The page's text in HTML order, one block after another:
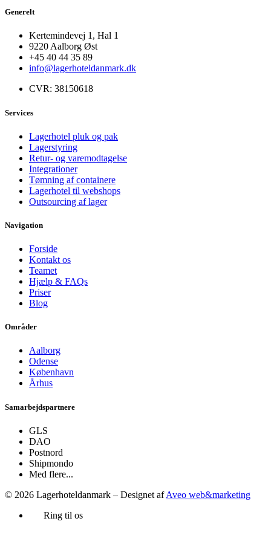
Generelt
Kertemindevej 1, Hal 1
9220 Aalborg Øst
+45 40 44 35 89
info@lagerhoteldanmark.dk
CVR: 38150618
Services
Lagerhotel pluk og pak
Lagerstyring
Retur- og varemodtagelse
Integrationer
Tømning af containere
Lagerhotel til webshops
Outsourcing af lager
Navigation
Forside
Kontakt os
Teamet
Hjælp & FAQs
Priser
Blog
Områder
Aalborg
Odense
København
Århus
Samarbejdspartnere
GLS
DAO
Postnord
Shipmondo
Med flere...
© 2026 Lagerhoteldanmark – Designet afAveo web&marketing
Ring til os